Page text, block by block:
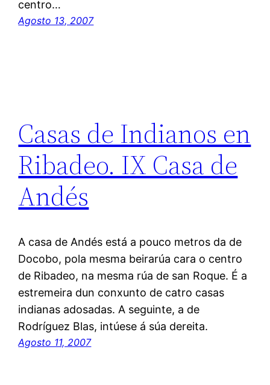
centro…
Agosto 13, 2007
Casas de Indianos en
Ribadeo. IX Casa de
Andés
A casa de Andés está a pouco metros da de
Docobo, pola mesma beirarúa cara o centro
de Ribadeo, na mesma rúa de san Roque. É a
estremeira dun conxunto de catro casas
indianas adosadas. A seguinte, a de
Rodríguez Blas, intúese á súa dereita.
Agosto 11, 2007